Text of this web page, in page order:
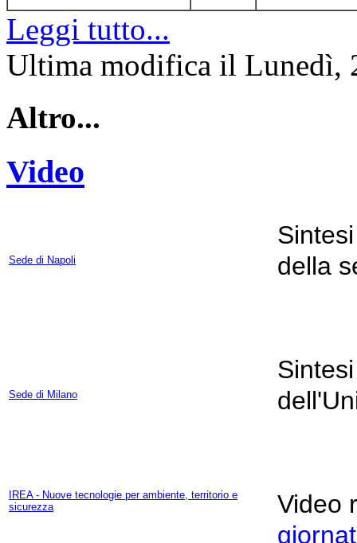
Leggi tutto...
Ultima modifica il Lunedì,
Altro...
Video
Sede di Napoli
della
Sede di Milano
IREA - Nuove tecnologie per ambiente, territorio e
sicurezza
Video